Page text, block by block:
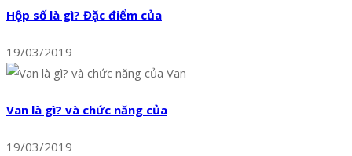
Hộp số là gì? Đặc điểm của
19/03/2019
Van là gì? và chức năng của
19/03/2019